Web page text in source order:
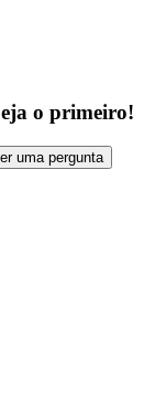
o primeiro!
uma pergunta